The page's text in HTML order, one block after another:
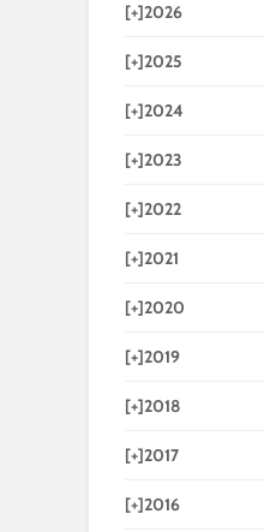
[+]2026
[+]2025
[+]2024
[+]2023
[+]2022
[+]2021
[+]2020
[+]2019
[+]2018
[+]2017
[+]2016